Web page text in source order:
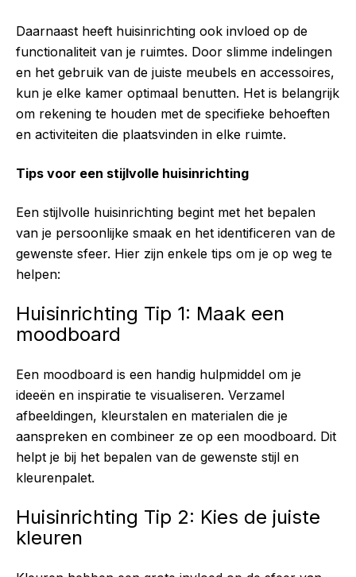
Daarnaast heeft huisinrichting ook invloed op de
functionaliteit van je ruimtes. Door slimme indelingen
en het gebruik van de juiste meubels en accessoires,
kun je elke kamer optimaal benutten. Het is belangrijk
om rekening te houden met de specifieke behoeften
en activiteiten die plaatsvinden in elke ruimte.
Tips voor een stijlvolle huisinrichting
Een stijlvolle huisinrichting begint met het bepalen
van je persoonlijke smaak en het identificeren van de
gewenste sfeer. Hier zijn enkele tips om je op weg te
helpen:
Huisinrichting Tip 1: Maak een
moodboard
Een moodboard is een handig hulpmiddel om je
ideeën en inspiratie te visualiseren. Verzamel
afbeeldingen, kleurstalen en materialen die je
aanspreken en combineer ze op een moodboard. Dit
helpt je bij het bepalen van de gewenste stijl en
kleurenpalet.
Huisinrichting Tip 2: Kies de juiste
kleuren